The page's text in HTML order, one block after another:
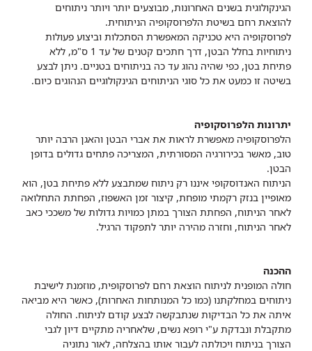
הגינקולוגית בשנים האחרונות, מבוצעים יותר ויותר ניתוחים
להוצאת רחם בשיטת הלפרוסקופיה הניתוחית.
לפרוסקופיה היא טכניקה המאפשרת הסתכלות וביצוע פעולות
ניתוחיות בחלל הבטן, דרך חתכים קטנים של עד 1 ס"מ, ללא
פתיחת בטן, כפי שהיה נהוג עד כה בניתוחים בטניים. ניתן לבצע
בשיטה זו כמעט את כל סוגי הניתוחים הגינקולוגיים הנהוגים כיום.
יתרונות הלפרוסקופיה
הלפרוסקופיה מאפשרת לראות את אברי הבטן והאגן הרבה יותר
טוב, מאשר בכירורגיה המסורתית, המצריכה פתחים גדולים בדופן
הבטן.
הניתוח האנדוסקופי איננו רק ניתוח שמתבצע ללא פתיחת בטן, הוא
מאופיין בנזק רקמתי מופחת, קיצור זמן האשפוז, הפחתת התחלואה
לאחר הניתוח, הפחתת הצורך במתן כמויות גדולות של משככי כאב
לאחר הניתוח, וחזרה מהירה יותר לתפקוד הרגיל.
ההכנה
חולה המופנית לניתוח הוצאת רחם לפרוסקופית, מוזמנת לישיבת
ניתוחים במחלקתנו (כמו כל המנותחות האחרות), כאשר היא מביאה
איתה את כל הבדיקות שנתבקשה לבצע קודם לניתוח. החולה
מתקבלת ונבדקת ע"י רופא נשים, שלאחריה מתקיים דיון לגבי
הצורך בניתוח ויכולתה לעבור אותו בהצלחה, לאור נתוניה